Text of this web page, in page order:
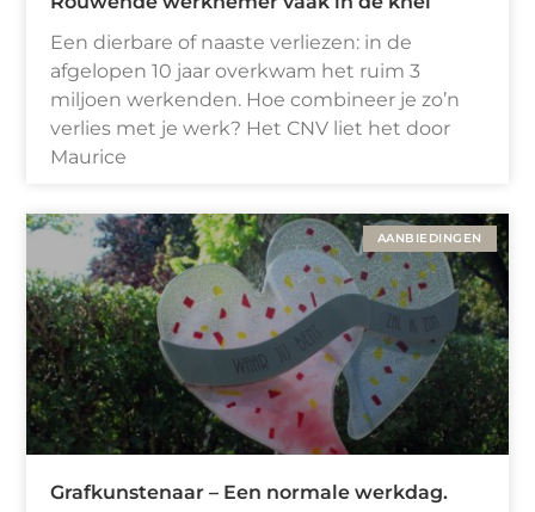
Een dierbare of naaste verliezen: in de
afgelopen 10 jaar overkwam het ruim 3
miljoen werkenden. Hoe combineer je zo’n
verlies met je werk? Het CNV liet het door
Maurice
AANBIEDINGEN
Grafkunstenaar – Een normale werkdag.